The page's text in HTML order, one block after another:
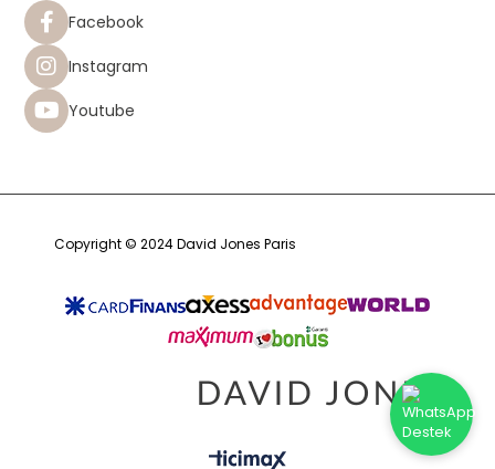
Facebook
Instagram
Youtube
Copyright © 2024 David Jones Paris